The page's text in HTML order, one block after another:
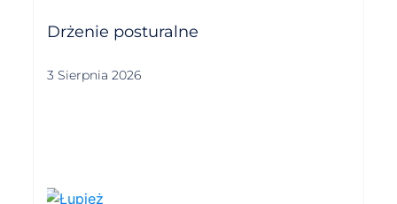
Drżenie posturalne
3 Sierpnia 2026